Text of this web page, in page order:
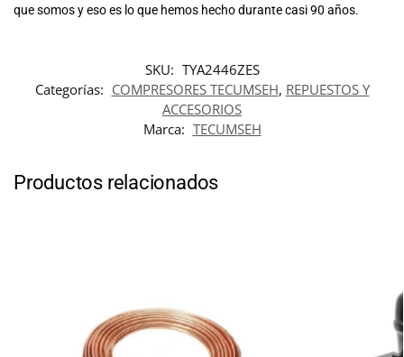
que somos y eso es lo que hemos hecho durante casi 90 años.
SKU: TYA2446ZES
Categorías: COMPRESORES TECUMSEH, REPUESTOS Y
ACCESORIOS
Marca: TECUMSEH
Productos relacionados